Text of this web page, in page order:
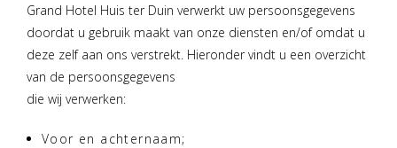
Grand Hotel Huis ter Duin verwerkt uw persoonsgegevens
doordat u gebruik maakt van onze diensten en/of omdat u
deze zelf aan ons verstrekt. Hieronder vindt u een overzicht
van de persoonsgegevens
die wij verwerken:
Voor en achternaam;